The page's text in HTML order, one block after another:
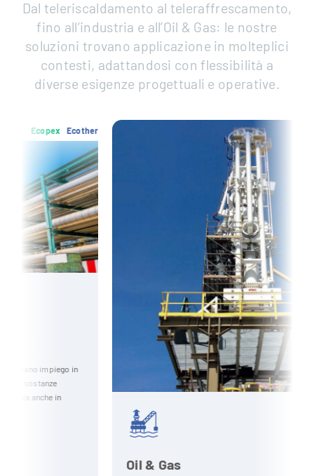
Dal teleriscaldamento al teleraffrescamento,
fino all’industria e all’Oil & Gas: le nostre
soluzioni trovano applicazione in molteplici
contesti, adattandosi con flessibilità a
diverse esigenze progettuali e operative.
Ecopex